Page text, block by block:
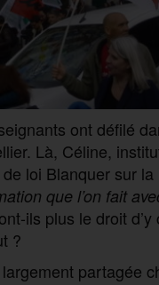
ont défilé
Là, Céline,
loi Blanquer sur
que l’on fait
ils plus le droit
?
partagée